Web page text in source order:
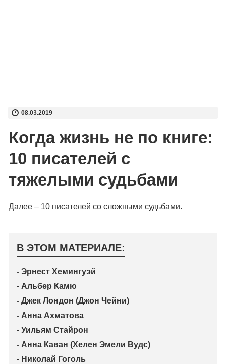
08.03.2019
Когда жизнь не по книге:
10 писателей с
тяжелыми судьбами
Далее – 10 писателей со сложными судьбами.
В ЭТОМ МАТЕРИАЛЕ:
- Эрнест Хемингуэй
- Альбер Камю
- Джек Лондон (Джон Чейни)
- Анна Ахматова
- Уильям Стайрон
- Анна Каван (Хелен Эмели Вудс)
- Николай Гоголь